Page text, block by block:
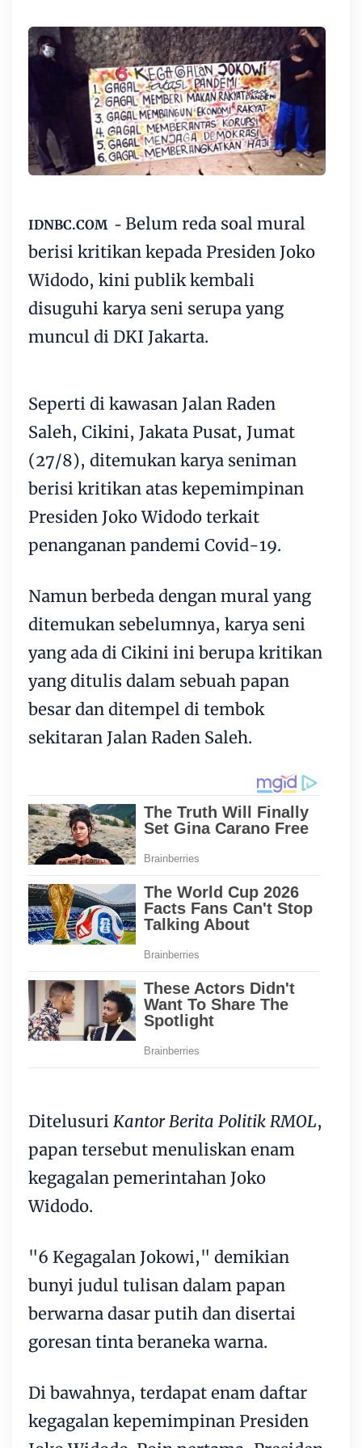
IDNBC.COM - Belum reda soal mural
berisi kritikan kepada Presiden Joko
Widodo, kini publik kembali
disuguhi karya seni serupa yang
muncul di DKI Jakarta.
Seperti di kawasan Jalan Raden
Saleh, Cikini, Jakata Pusat, Jumat
(27/8), ditemukan karya seniman
berisi kritikan atas kepemimpinan
Presiden Joko Widodo terkait
penanganan pandemi Covid-19.
Namun berbeda dengan mural yang
ditemukan sebelumnya, karya seni
yang ada di Cikini ini berupa kritikan
yang ditulis dalam sebuah papan
besar dan ditempel di tembok
sekitaran Jalan Raden Saleh.
Ditelusuri Kantor Berita Politik RMOL,
papan tersebut menuliskan enam
kegagalan pemerintahan Joko
Widodo.
"6 Kegagalan Jokowi," demikian
bunyi judul tulisan dalam papan
berwarna dasar putih dan disertai
goresan tinta beraneka warna.
Di bawahnya, terdapat enam daftar
kegagalan kepemimpinan Presiden